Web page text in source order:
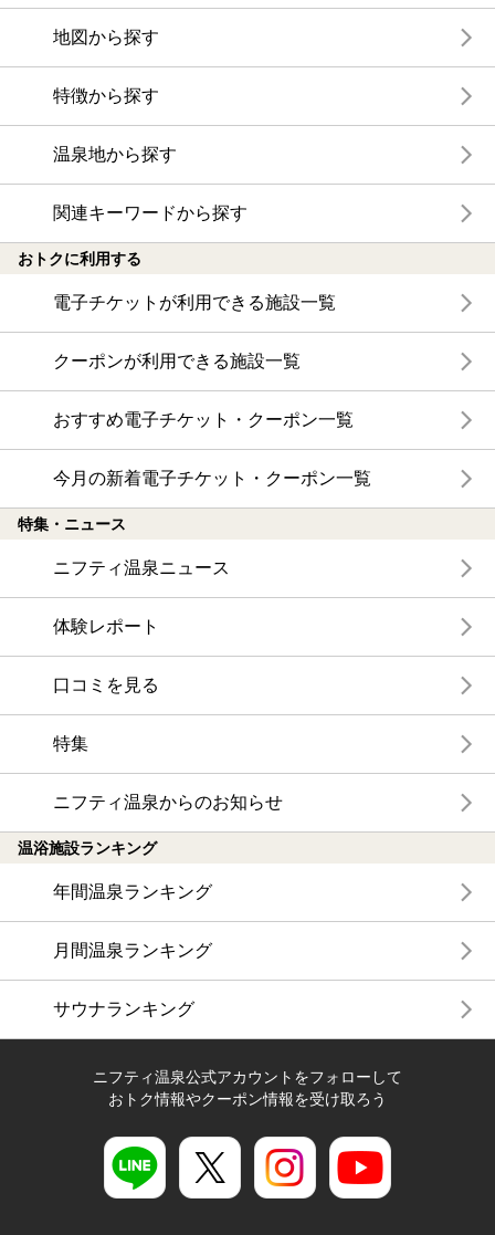
地図から探す
特徴から探す
温泉地から探す
関連キーワードから探す
おトクに利用する
電子チケットが利用できる施設一覧
クーポンが利用できる施設一覧
おすすめ電子チケット・クーポン一覧
今月の新着電子チケット・クーポン一覧
特集・ニュース
ニフティ温泉ニュース
体験レポート
口コミを見る
特集
ニフティ温泉からのお知らせ
温浴施設ランキング
年間温泉ランキング
月間温泉ランキング
サウナランキング
ニフティ温泉公式アカウントをフォローして
おトク情報やクーポン情報を受け取ろう